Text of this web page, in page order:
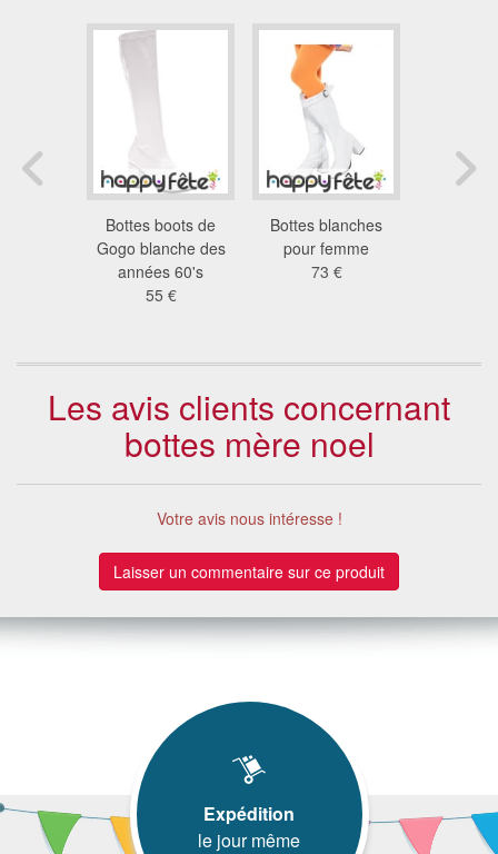
Bottes boots de
Gogo blanche des
années 60's
55 €
Bottes blanches
pour femme
73 €
Les avis clients concernant
bottes mère noel
Votre avis nous intéresse !
Laisser un commentaire sur ce produit
Expédition
le jour même